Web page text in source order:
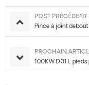
POST PRÉCÉDENT
Pince à joint
PROCHAIN
100KW D01 L